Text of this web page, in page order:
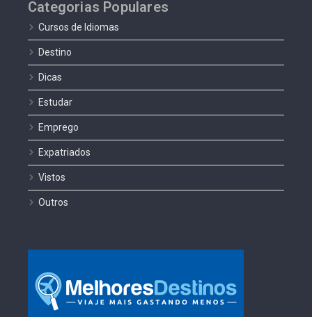
Categorias Populares
Cursos de Idiomas
Destino
Dicas
Estudar
Emprego
Expatriados
Vistos
Outros